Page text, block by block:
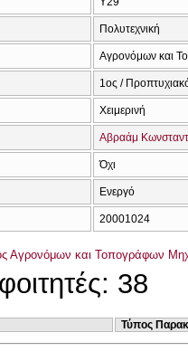
Πολυτεχνική
Αγρονόμων και
1ος /
Χειμερινή
Αβραάμ
Όχι
Ενεργό
20001024
Αγρονόμων και Τοπογράφων
38
Τύπος